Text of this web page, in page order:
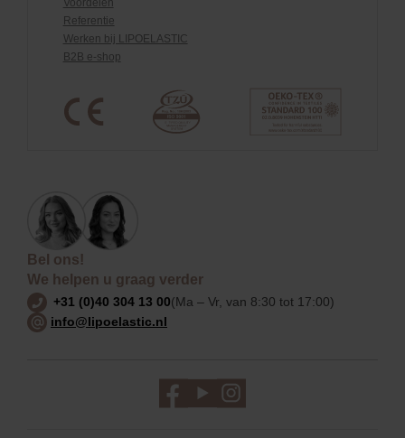
Voordelen
Referentie
Werken bij LIPOELASTIC
B2B e-shop
Bel ons!
We helpen u graag verder
+31 (0)40 304 13 00(Ma – Vr, van 8:30 tot 17:00)
info@lipoelastic.nl